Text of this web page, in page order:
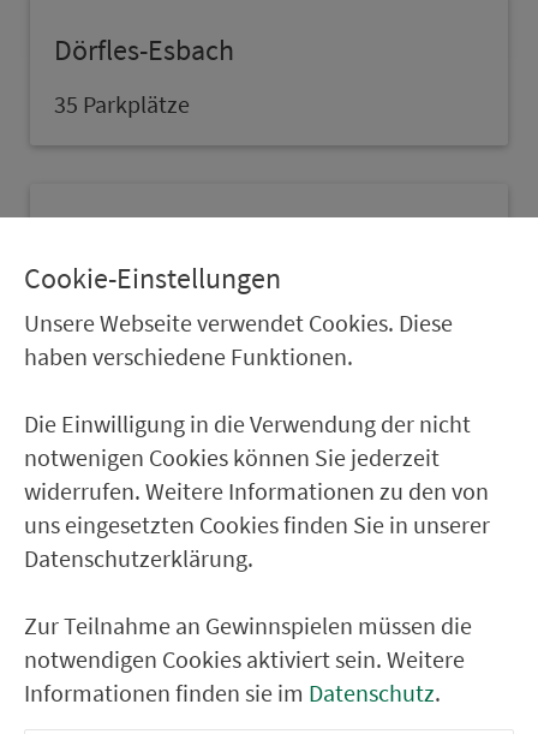
Dörfles-Esbach
35 Parkplätze
70 Parkplätze, 2 Behindertenparkplätze
Ebern
141 Parkplätze, 3 Behindertenparkplätze
Ebersdorf (b Coburg)
20 Parkplätze
Cookie-Einstellungen
Unsere Webseite verwendet Cookies. Diese
haben verschiedene Funktionen.
Die Einwilligung in die Verwendung der nicht
notwenigen Cookies können Sie jederzeit
widerrufen. Weitere Informationen zu den von
uns eingesetzten Cookies finden Sie in unserer
Datenschutzerklärung.
Zur Teilnahme an Gewinnspielen müssen die
notwendigen Cookies aktiviert sein. Weitere
Informationen finden sie im Datenschutz.